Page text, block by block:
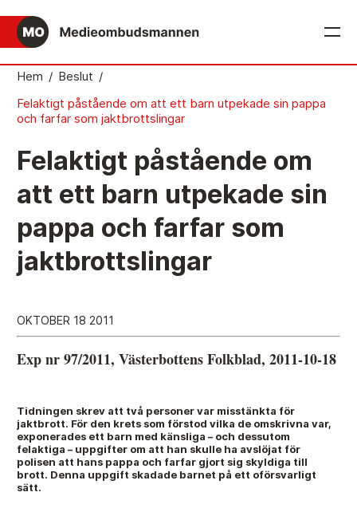
Det medieetiska systemet
Mediernas Etiknämnd fattar de avgörande besluten
Publicitetsreglerna – grunden i det medieetiska
systemet
Caspar Opitz är MO
Medieetikens historia
Anmälan och beslut
De senaste besluten
Från anmälan till beslut – så går det till
Hem / Beslut /
Felaktigt påstående om att ett barn utpekade sin pappa
och farfar som jaktbrottslingar
Felaktigt påstående om
att ett barn utpekade sin
pappa och farfar som
jaktbrottslingar
OKTOBER 18 2011
Exp nr 97/2011, Västerbottens Folkblad, 2011-10-18
Tidningen skrev att två personer var misstänkta för
jaktbrott. För den krets som förstod vilka de omskrivna var,
exponerades ett barn med känsliga – och dessutom
felaktiga – uppgifter om att han skulle ha avslöjat för
polisen att hans pappa och farfar gjort sig skyldiga till
brott. Denna uppgift skadade barnet på ett oförsvarligt
sätt.